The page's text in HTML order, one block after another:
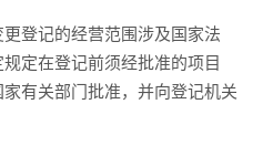
记的经营范围涉及国家法
定在登记前须经批准的项目
有关部门批准，并向登记机关